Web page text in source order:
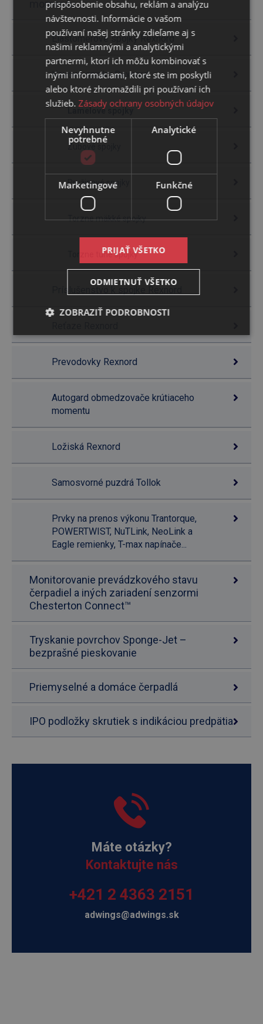
momentu...
Elastomérové spojky Rexnord
Kovové spojky Rexnord
Lamelové spojky
Zubové spojky
Pružinové spojky
Torzne mäkké spojky
Torzne tuhé spojky
Prevodovky Rexnord
Autogard obmedzovače krútiaceho
momentu
Ložiská Rexnord
Samosvorné puzdrá Tollok
Prvky na prenos výkonu Trantorque,
POWERTWIST, NuTLink, NeoLink a
Eagle remienky, T-max napínače...
Monitorovanie prevádzkového stavu
čerpadiel a iných zariadení senzormi
Chesterton Connect™
Tryskanie povrchov Sponge-Jet –
bezprašné pieskovanie
Priemyselné a domáce čerpadlá
IPO podložky skrutiek s indikáciou predpätia
Máte otázky?
Kontaktujte nás
+421 2 4363 2151
adwings@adwings.sk
prispôsobenie obsahu, reklám a analýzu
návštevnosti. Informácie o vašom
používaní našej stránky zdieľame aj s
našimi reklamnými a analytickými
partnermi, ktorí ich môžu kombinovať s
inými informáciami, ktoré ste im poskytli
alebo ktoré zhromaždili pri používaní ich
služieb. Zásady ochrany osobných údajov
Nevyhnutne
potrebné
Analytické
Marketingové Funkčné
PRIJAŤ VŠETKO
ODMIETNUŤ VŠETKO
ZOBRAZIŤ PODROBNOSTI